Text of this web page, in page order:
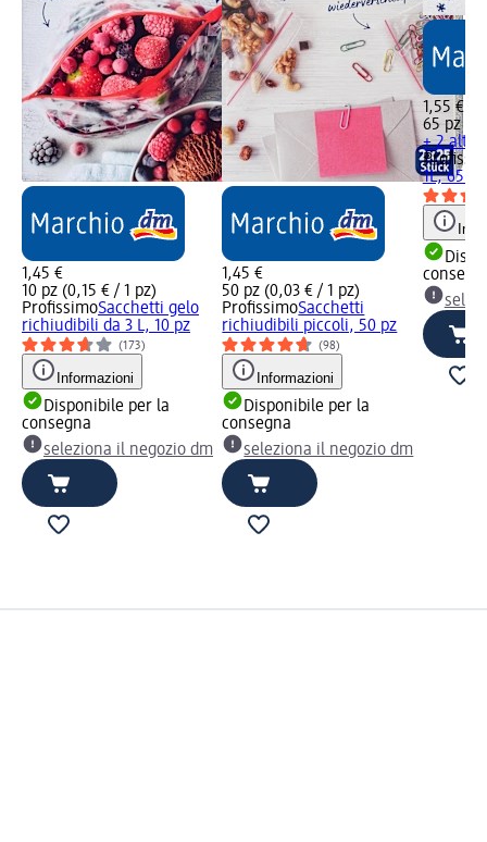
1,45 €
10 pz (0,15 € / 1 pz)
ProfissimoSacchetti gelo
richiudibili da 3 L, 10 pz
(173)
Informazioni
Disponibile per la
consegna
seleziona il negozio dm
1,45 €
50 pz (0,03 € / 1 pz)
ProfissimoSacchetti
richiudibili piccoli, 50 pz
(98)
Informazioni
Disponibile per la
consegna
seleziona il negozio dm
1,55 €
65 pz
+ 2 altre
1L, 65 pz